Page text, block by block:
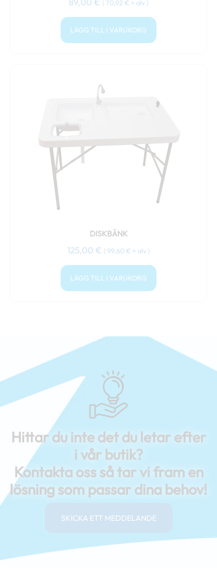
(70,92 € + alv )
LÄGG TILL I VARUKORG
DISKBÄNK
125,00 € ( 99,60 € + alv )
LÄGG TILL I VARUKORG
Hittar du inte det du letar efter
i vår butik?
Kontakta oss så tar vi fram en
lösning som passar dina behov!
SKICKA ETT MEDDELANDE